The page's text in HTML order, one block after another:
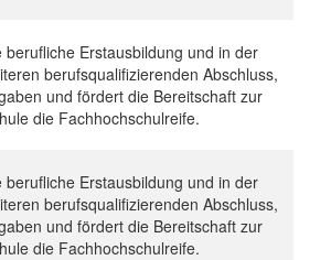
Erstausbildung und in der
berufsqualifizierenden Abschluss,
und fördert die Bereitschaft zur
die Fachhochschulreife.
Erstausbildung und in der
berufsqualifizierenden Abschluss,
und fördert die Bereitschaft zur
die Fachhochschulreife.